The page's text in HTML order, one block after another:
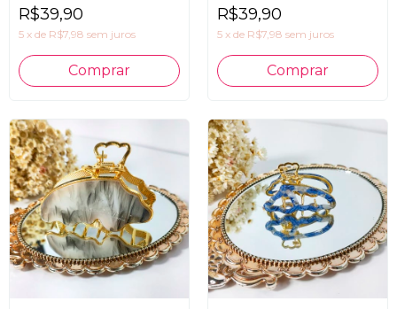
R$39,90
5 x de R$7,98 sem juros
R$39,90
5 x de R$7,98 sem juros